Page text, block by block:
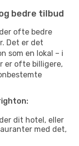
bedre tilbud
ofte bedre
Det er det
som en lokal – i
er ofte billigere,
dit hotel, eller
med det,